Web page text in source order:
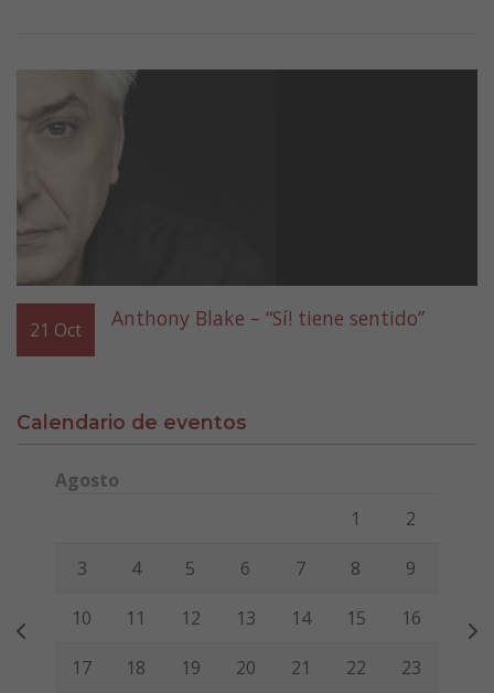
21 Oct Anthony Blake – “Sí! tiene sentido”
Calendario de eventos
Agosto
Viernes Sábado
1 2
3 4 5 6 7 8 9
10 11 12 13 14 15 16
17 18 19 20 21 22 23